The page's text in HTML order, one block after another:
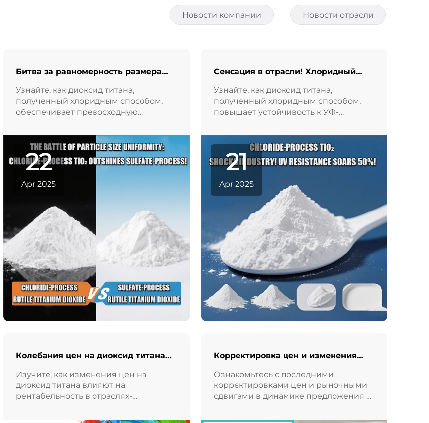
Новости компании Новости отрасли
Битва за равномерность размера
превосходит сульфатный!
Узнайте, как диоксид титана,
полученный хлоридным способом,
обеспечивает превосходную
сравнению с продуктом, полученным
сульфатным способом. Подробнее —
на сайте Liangjiang.
22
Apr 2025
Сенсация в отрасли! Хлоридный
на 50%!
Узнайте, как диоксид титана,
полученный хлоридным способом,
повышает устойчивость к УФ-
стандарты. Следите за новостями от
Liangjiang.
21
Apr 2025
Колебания цен на диоксид титана
нижнепоточных отраслях
Изучите, как изменения цен на
диоксид титана влияют на
рентабельность в отраслях-
Корректировка цен и изменения
диоксида титана
Ознакомьтесь с последними
корректировками цен и рыночными
сдвигами в динамике предложения и